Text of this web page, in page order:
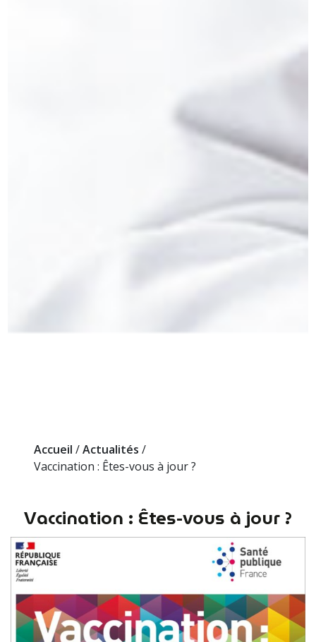
Accueil /Actualités /
Vaccination : Êtes-vous à jour ?
Vaccination : Êtes-vous à jour ?